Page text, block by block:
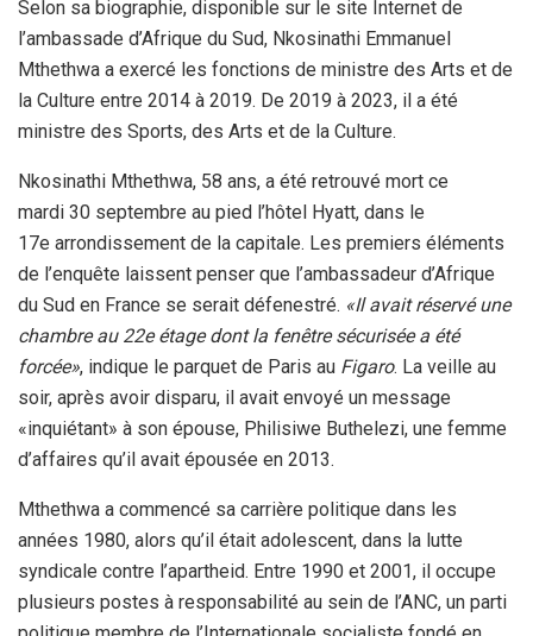
Selon sa biographie, disponible sur le site Internet de
l’ambassade d’Afrique du Sud, Nkosinathi Emmanuel
Mthethwa a exercé les fonctions de ministre des Arts et de
la Culture entre 2014 à 2019. De 2019 à 2023, il a été
ministre des Sports, des Arts et de la Culture.
Nkosinathi Mthethwa, 58 ans, a été retrouvé mort ce
mardi 30 septembre au pied l’hôtel Hyatt, dans le
17e arrondissement de la capitale. Les premiers éléments
de l’enquête laissent penser que l’ambassadeur d’Afrique
du Sud en France se serait défenestré. «Il avait réservé une
chambre au 22e étage dont la fenêtre sécurisée a été
forcée», indique le parquet de Paris au Figaro. La veille au
soir, après avoir disparu, il avait envoyé un message
«inquiétant» à son épouse, Philisiwe Buthelezi, une femme
d’affaires qu’il avait épousée en 2013.
Mthethwa a commencé sa carrière politique dans les
années 1980, alors qu’il était adolescent, dans la lutte
syndicale contre l’apartheid. Entre 1990 et 2001, il occupe
plusieurs postes à responsabilité au sein de l’ANC, un parti